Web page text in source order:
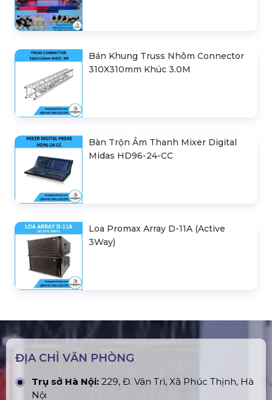
Bán Khung Truss Nhôm Connector
310X310mm Khúc 3.0M
Bàn Trộn Âm Thanh Mixer Digital
Midas HD96-24-CC
Loa Promax Array D-11A (Active
3Way)
ĐỊA CHỈ VĂN PHÒNG
Trụ sở Hà Nội: 229, Đ. Vân Trì, Xã Phúc Thịnh, Hà
Nội